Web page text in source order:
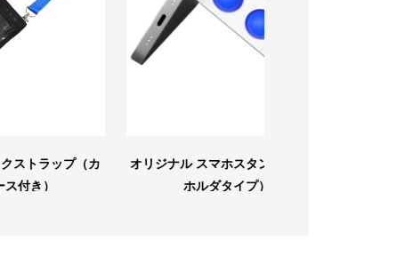
（カ
オリジナル スマホスタンド （キー
ホルダタイプ）